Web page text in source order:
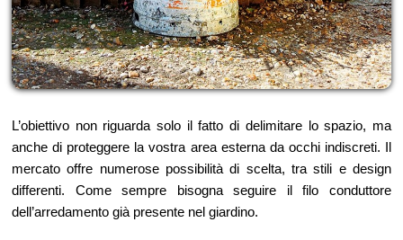
L’obiettivo non riguarda solo il fatto di delimitare lo spazio, ma
anche di proteggere la vostra area esterna da occhi indiscreti. Il
mercato offre numerose possibilità di scelta, tra stili e design
differenti. Come sempre bisogna seguire il filo conduttore
dell’arredamento già presente nel giardino.